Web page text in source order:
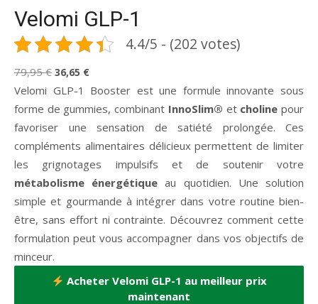
Velomi GLP-1
4.4/5 - (202 votes)
79,95€ Le
prix
initial
était :
79,95 €.
36,65 €Le
prix
actuel
est :
36,65 €.
Velomi GLP-1 Booster est une formule innovante sous
forme de gummies, combinant InnoSlim® et choline pour
favoriser une sensation de satiété prolongée. Ces
compléments alimentaires délicieux permettent de limiter
les grignotages impulsifs et de soutenir votre
métabolisme énergétique au quotidien. Une solution
simple et gourmande à intégrer dans votre routine bien-
être, sans effort ni contrainte. Découvrez comment cette
formulation peut vous accompagner dans vos objectifs de
minceur.
Acheter Velomi GLP-1 au meilleur prix
maintenant